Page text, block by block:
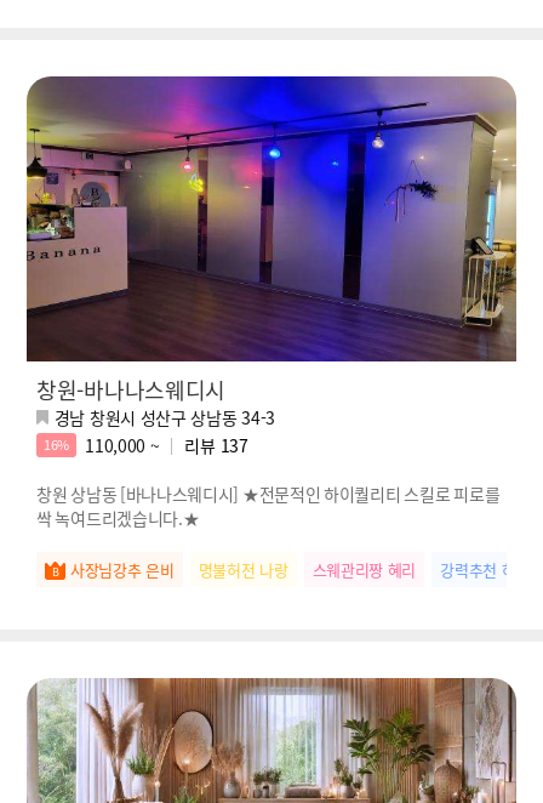
창원-바나나스웨디시
경남 창원시 성산구 상남동 34-3
16% 110,000 ~ 리뷰 137
창원 상남동 [바나나스웨디시] ★전문적인 하이퀄리티 스킬로 피로를
싹 녹여드리겠습니다.★
사장님강추 은비 명불허전 나랑 스웨관리짱 혜리 강력추천 하린